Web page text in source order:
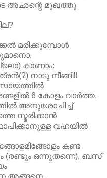
അഛന്റെ മുഖത്തു
മരിക്കുമ്പോള്‍
കാണാം:
നാടു നീങ്ങി!!
6 കോളം വാര്‍ത്ത,
അനുശോചിച്ച്‌
സ്മരിക്കാന്‍
വഹയില്‍
കണ്ട
(രണ്ടും ഒന്നുതന്നെ), ബസ്‌